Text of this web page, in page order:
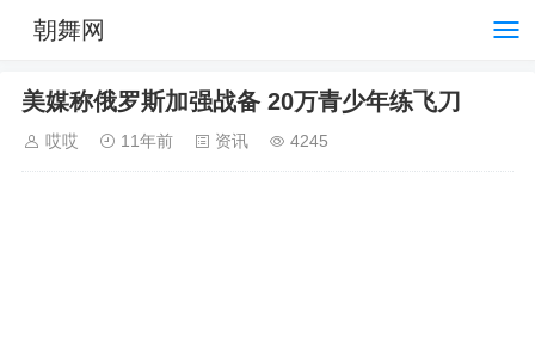
朝舞网
美媒称俄罗斯加强战备 20万青少年练飞刀
哎哎 11年前 资讯 4245